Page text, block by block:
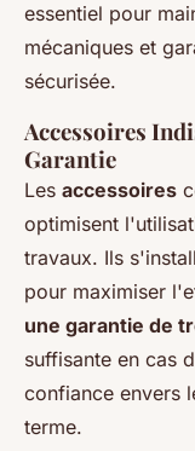
essentiel pour
mécaniques et
sécurisée.
Accessoires
Garantie
Les accessoires
optimisent
travaux. Ils
pour maximiser
une garantie de
suffisante en cas
confiance envers
terme.